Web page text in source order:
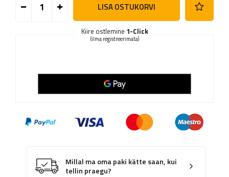
LISA OSTUKORVI
Kiire ostlemine 1-Click
(ilma registreerimata)
Millal ma oma paki kätte saan, kui
tellin praegu?